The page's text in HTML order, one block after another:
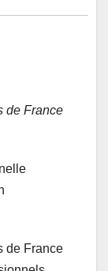
de France
de France